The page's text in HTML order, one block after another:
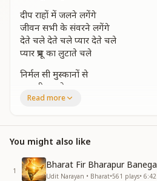
दीप राहों में जलने लगेंगे
जीवन सभी के संवरने लगेंगे
देते चले देते चले प्यार देते चले
प्यार प्रभू का लुटाते चले
निर्मल सी मुस्कानों से
जग शीतल हो जाएगा
स्नेह भरे दो बोलोसे
जग शीतल हो जाएगा
स्नेह भरे दो बोलोसे
पत्थर पानी हो जाएगा
Read more
You might also like
1
Bharat Fir Bharapur Banega
Udit Narayan • Bharat•561 plays• 6:42